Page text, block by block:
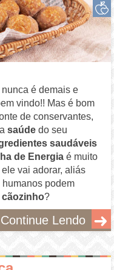
é demais e
vindo!! Mas é bom
de conservantes,
saúde do seu
saudáveis
de Energia é muito
vai adorar, aliás
humanos podem
cãozinho?
Continue Lendo